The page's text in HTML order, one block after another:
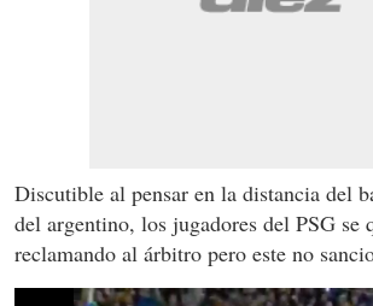
Discutible al pensar en la distancia del
del argentino, los jugadores del PSG se
reclamando al árbitro pero este no